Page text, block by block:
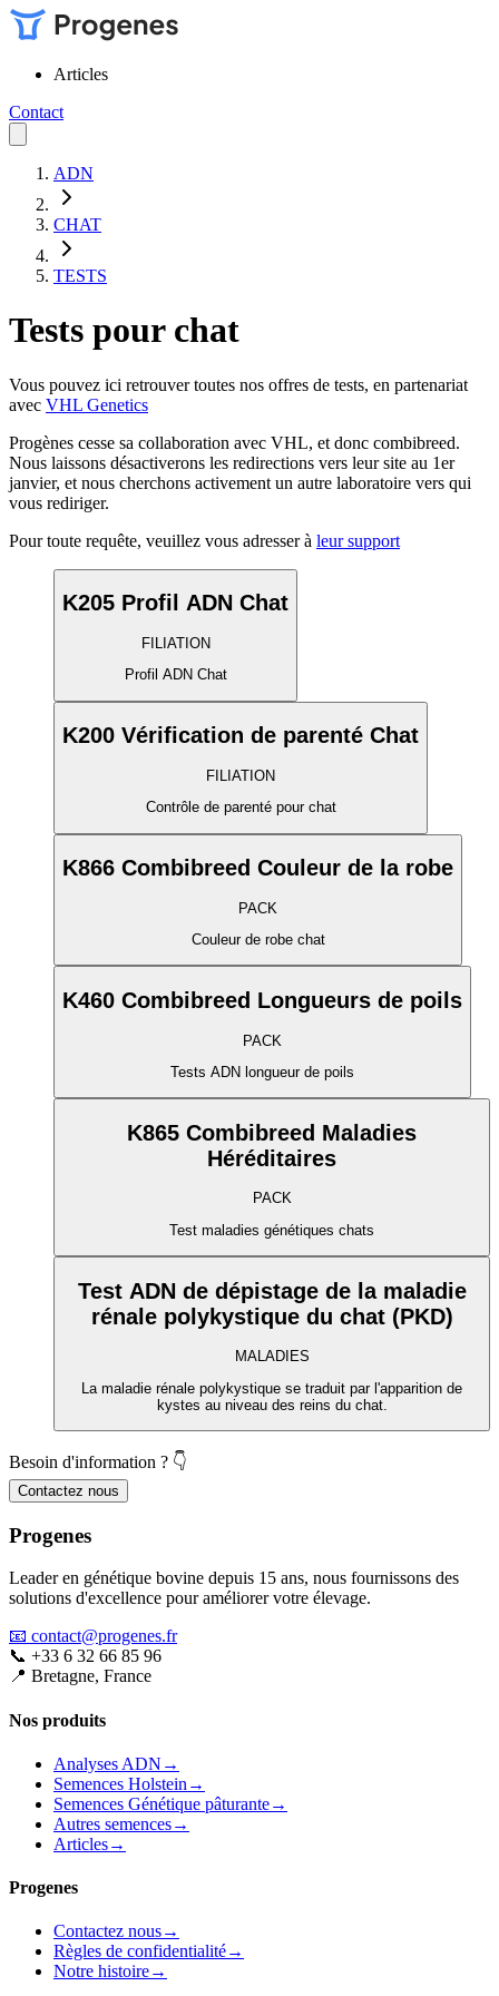
Articles
Contact
ADN
CHAT
TESTS
Tests pour chat
Vous pouvez ici retrouver toutes nos offres de tests, en partenariat
avec VHL Genetics
Progènes cesse sa collaboration avec VHL, et donc combibreed.
Nous laissons désactiverons les redirections vers leur site au 1er
janvier, et nous cherchons activement un autre laboratoire vers qui
vous rediriger.
Pour toute requête, veuillez vous adresser à leur support
K205 Profil ADN Chat
FILIATION
Profil ADN Chat
K200 Vérification de parenté Chat
FILIATION
Contrôle de parenté pour chat
K866 Combibreed Couleur de la robe
PACK
Couleur de robe chat
K460 Combibreed Longueurs de poils
PACK
Tests ADN longueur de poils
K865 Combibreed Maladies
Héréditaires
PACK
Test maladies génétiques chats
Test ADN de dépistage de la maladie
rénale polykystique du chat (PKD)
MALADIES
La maladie rénale polykystique se traduit par l'apparition de
kystes au niveau des reins du chat.
Besoin d'information ? 👇
Contactez nous
Progenes
Leader en génétique bovine depuis 15 ans, nous fournissons des
solutions d'excellence pour améliorer votre élevage.
📧 contact@progenes.fr
📞 +33 6 32 66 85 96
📍 Bretagne, France
Nos produits
Analyses ADN →
Semences Holstein →
Semences Génétique pâturante→
Autres semences→
Articles→
Progenes
Contactez nous→
Règles de confidentialité→
Notre histoire→